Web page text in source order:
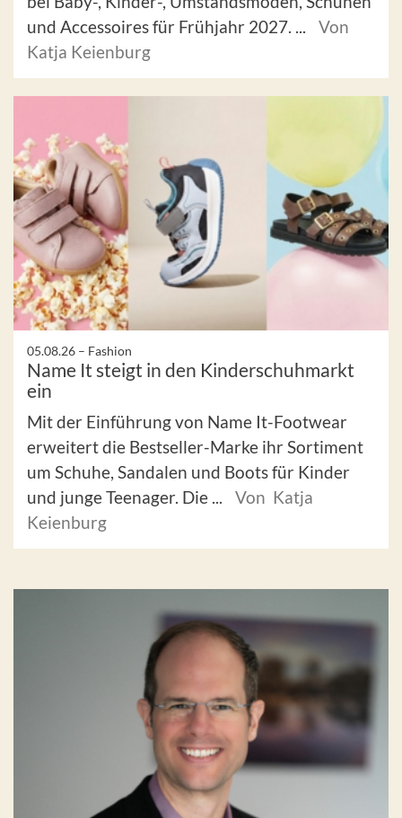
und Accessoires für Frühjahr 2027. ...
Von
Katja Keienburg
05.08.26 – Fashion
Name It steigt in den Kinderschuhmarkt
ein
Mit der Einführung von Name It-Footwear
erweitert die Bestseller-Marke ihr Sortiment
um Schuhe, Sandalen und Boots für Kinder
und junge Teenager. Die ...
Von Katja
Keienburg